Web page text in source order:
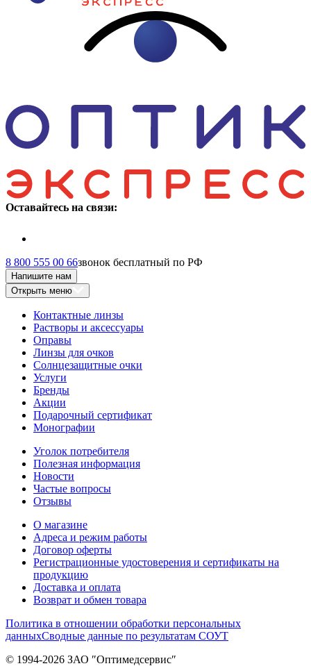
Оставайтесь на связи:
8 800 555 00 66звонок бесплатный по РФ
Напишите нам
Открыть меню
Контактные линзы
Растворы и аксессуары
Оправы
Линзы для очков
Солнцезащитные очки
Услуги
Бренды
Акции
Подарочный сертификат
Монографии
Уголок потребителя
Полезная информация
Новости
Частые вопросы
Отзывы
О магазине
Адреса и режим работы
Договор оферты
Регистрационные удостоверения и сертификаты на
продукцию
Доставка и оплата
Возврат и обмен товара
Политика в отношении обработки персональных
данныхСводные данные по результатам СОУТ
© 1994-2026 ЗАО ″Оптимедсервис″